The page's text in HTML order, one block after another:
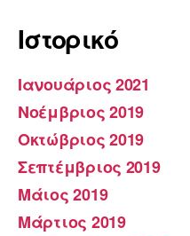
Ιστορικό
Ιανουάριος 2021
Νοέμβριος 2019
Οκτώβριος 2019
Σεπτέμβριος 2019
Μάιος 2019
Μάρτιος 2019